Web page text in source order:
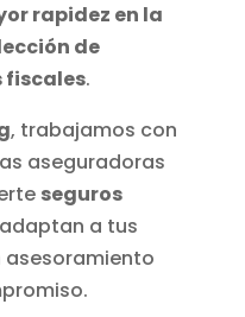
rapidez en la
de
fiscales.
, trabajamos con
aseguradoras
seguros
a tus
asesoramiento